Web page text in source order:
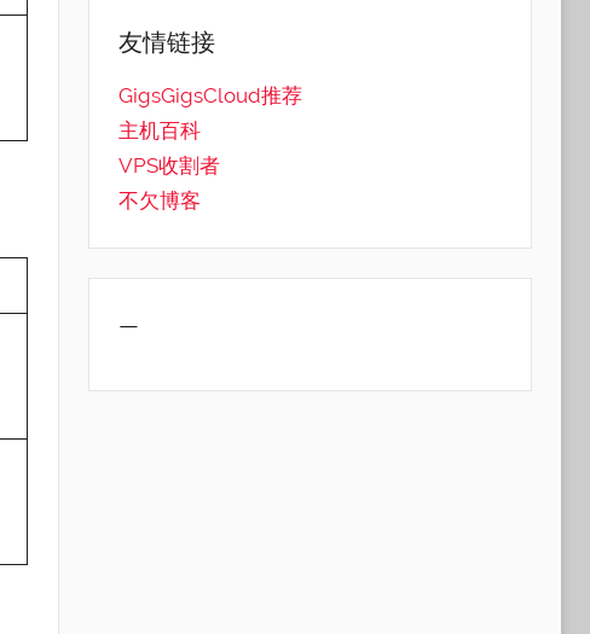
友情链接
GigsGigsCloud推荐
主机百科
VPS收割者
不欠博客
—